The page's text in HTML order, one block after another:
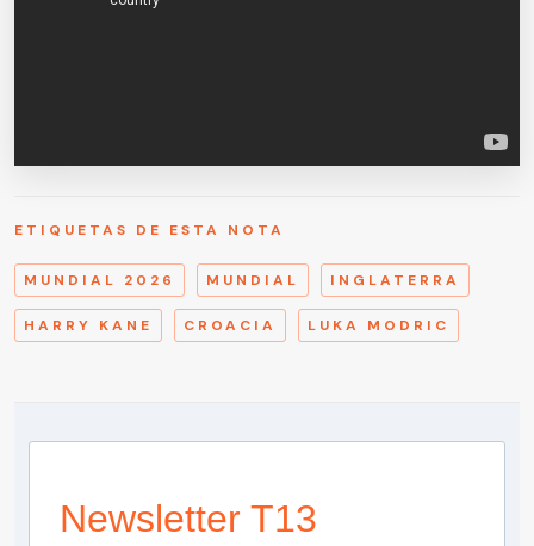
ETIQUETAS DE ESTA NOTA
MUNDIAL 2026 MUNDIAL INGLATERRA
HARRY KANE CROACIA LUKA MODRIC
Newsletter T13